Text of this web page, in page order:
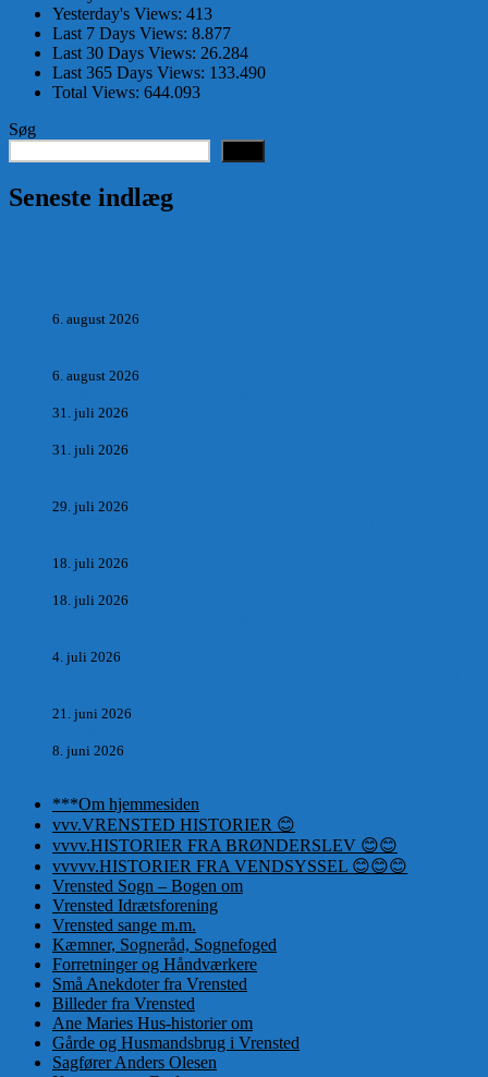
Yesterday's Views: 413
Last 7 Days Views: 8.877
Last 30 Days Views: 26.284
Last 365 Days Views: 133.490
Total Views: 644.093
Søg
Seneste indlæg
6. august 2026
6. august 2026
31. juli 2026
31. juli 2026
29. juli 2026
18. juli 2026
18. juli 2026
4. juli 2026
21. juni 2026
8. juni 2026
***Om hjemmesiden
vvv.VRENSTED HISTORIER 😊
vvvv.HISTORIER FRA BRØNDERSLEV 😊😊
vvvvv.HISTORIER FRA VENDSYSSEL 😊😊😊
Vrensted Sogn – Bogen om
Vrensted Idrætsforening
Vrensted sange m.m.
Kæmner, Sogneråd, Sognefoged
Forretninger og Håndværkere
Små Anekdoter fra Vrensted
Billeder fra Vrensted
Ane Maries Hus-historier om
Gårde og Husmandsbrug i Vrensted
Sagfører Anders Olesen